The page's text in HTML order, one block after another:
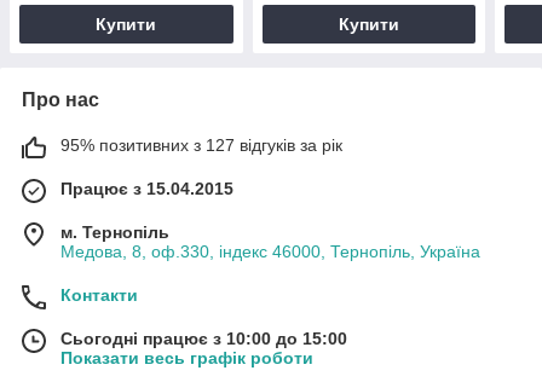
Купити Купити
Про нас
95% позитивних з 127 відгуків за рік
Працює з 15.04.2015
м. Тернопіль
Медова, 8, оф.330, індекс 46000, Тернопіль, Україна
Контакти
Сьогодні працює з 10:00 до 15:00
Показати весь графік роботи